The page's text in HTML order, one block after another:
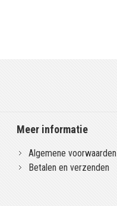
Meer informatie
Algemene voorwaarden
Betalen en verzenden